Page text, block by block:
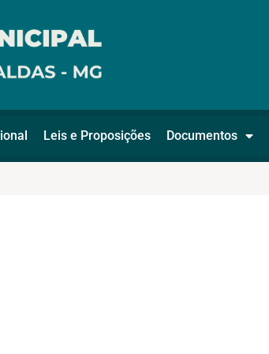
Leis e Proposições Documentos